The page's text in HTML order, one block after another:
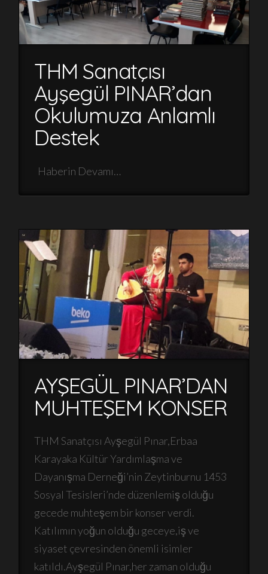
THM Sanatçısı
Ayşegül PINAR’dan
Okulumuza Anlamlı
Destek
Haberin Devamı…
AYŞEGÜL PINAR’DAN
MUHTEŞEM KONSER
THM Sanatçısı Ayşegül Pınar,Erbaa
Karayaka Kültür Yardımlaşma ve
Dayanışma Derneği’nin Zeytinburnu 1453
Sosyal Tesisleri’nde düzenlemiş olduğu
gecede muhteşem bir konser verdi.
Katılımın yoğun olduğu geceye,iş ve
siyaset çevresinden önemli isimler
katıldı.Ayşegül Pınar,her zaman olduğu